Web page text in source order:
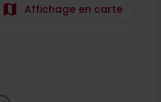
map Affichage en carte